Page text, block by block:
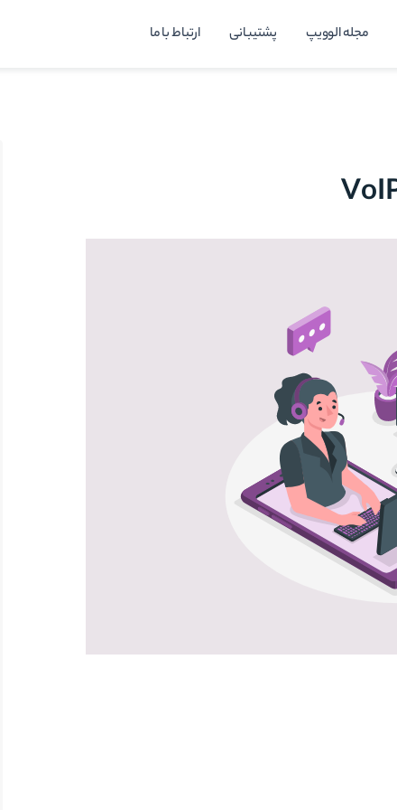
مجله الوویپ پشتیبانی ارتباط با ما